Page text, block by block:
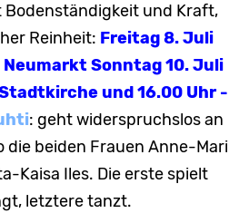
und Kraft,
Reinheit: Freitag 8. Juli
Sonntag 10. Juli
und 16.00 Uhr -
: geht widerspruchslos an
die beiden Frauen Anne-Mari
Kaisa Iles. Die erste spielt
letztere tanzt.